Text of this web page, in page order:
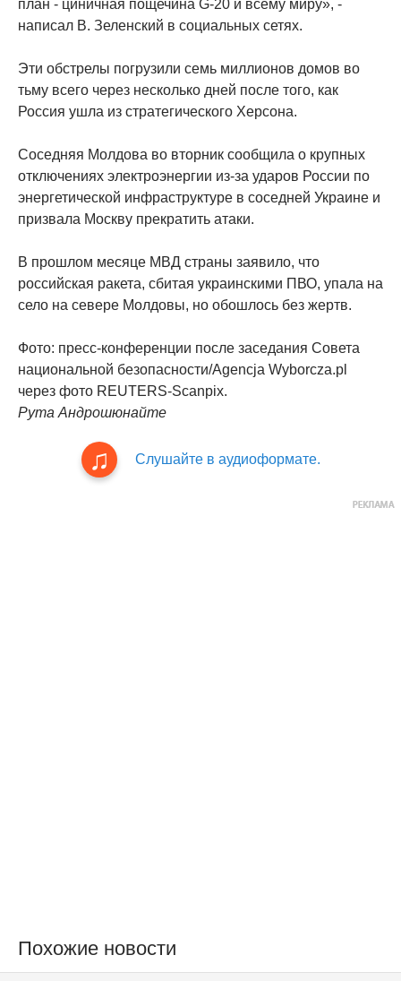
план - циничная пощечина G-20 и всему миру», -
написал В. Зеленский в социальных сетях.
Эти обстрелы погрузили семь миллионов домов во
тьму всего через несколько дней после того, как
Россия ушла из стратегического Херсона.
Соседняя Молдова во вторник сообщила о крупных
отключениях электроэнергии из-за ударов России по
энергетической инфраструктуре в соседней Украине и
призвала Москву прекратить атаки.
В прошлом месяце МВД страны заявило, что
российская ракета, сбитая украинскими ПВО, упала на
село на севере Молдовы, но обошлось без жертв.
Фото: пресс-конференции после заседания Совета
национальной безопасности/Agencja Wyborcza.pl
через фото REUTERS-Scanpix.
Рута Андрошюнайте
Слушайте в аудиоформате.
Похожие новости